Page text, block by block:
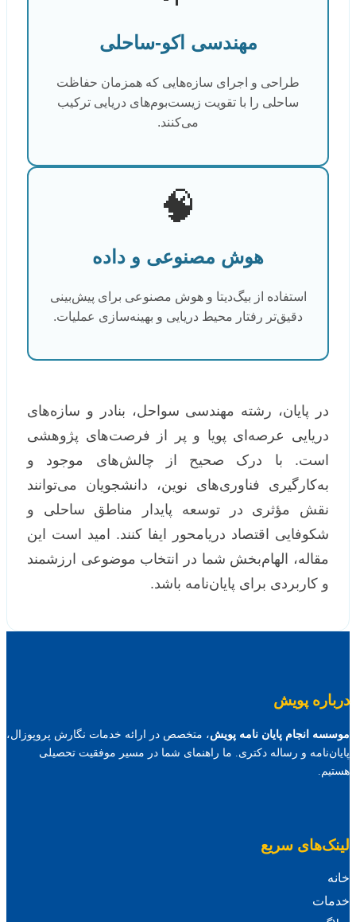
مهندسی اکو-ساحلی
طراحی و اجرای سازه‌هایی که همزمان حفاظت
ساحلی را با تقویت زیست‌بوم‌های دریایی ترکیب
می‌کنند.
🧠
هوش مصنوعی و داده
استفاده از بیگ‌دیتا و هوش مصنوعی برای پیش‌بینی
دقیق‌تر رفتار محیط دریایی و بهینه‌سازی عملیات.
در پایان، رشته مهندسی سواحل، بنادر و سازه‌های
دریایی عرصه‌ای پویا و پر از فرصت‌های پژوهشی
است. با درک صحیح از چالش‌های موجود و
به‌کارگیری فناوری‌های نوین، دانشجویان می‌توانند
نقش مؤثری در توسعه پایدار مناطق ساحلی و
شکوفایی اقتصاد دریامحور ایفا کنند. امید است این
مقاله، الهام‌بخش شما در انتخاب موضوعی ارزشمند
و کاربردی برای پایان‌نامه باشد.
درباره پویش
موسسه انجام پایان نامه پویش، متخصص در ارائه خدمات نگارش پروپوزال،
پایان‌نامه و رساله دکتری. ما راهنمای شما در مسیر موفقیت تحصیلی
هستیم.
لینک‌های سریع
خانه
خدمات